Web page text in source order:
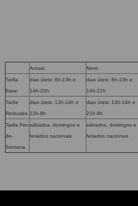
Actual Novo
Tarifa
Base
dias úteis: 8h-13h e
14h-22h
dias úteis: 8h-13h e
14h-21h
Tarifa
Reduzida
dias úteis: 13h-14h e
22h-8h
dias úteis: 13h-14h e
21h-8h
Tarifa Fim-
de-
Semana
sábados, domingos e
feriados nacionais
sábados, domingos e
feriados nacionais